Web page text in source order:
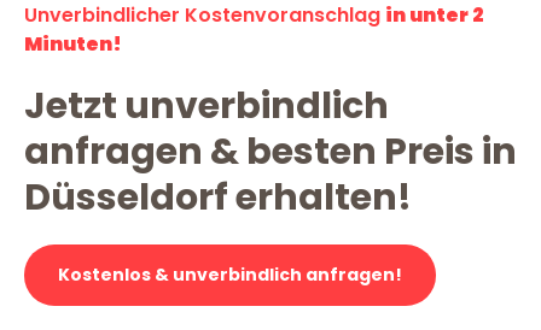
Unverbindlicher Kostenvoranschlag in unter 2
Minuten!
Jetzt unverbindlich
anfragen & besten Preis in
Düsseldorf erhalten!
Kostenlos & unverbindlich anfragen!